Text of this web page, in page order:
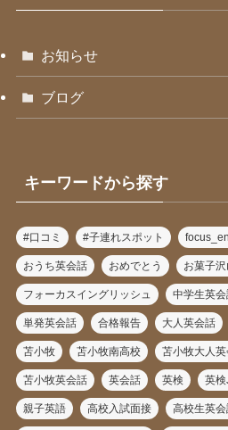
お知らせ
ブログ
キーワードから探す
#口コミ #子連れスポット
おうち英会話 おめでとう お菓子沢
フォーカスイングリッシュ 中学生英
単発英会話 合格報告 大人英会話
苫小牧 苫小牧南高校 苫小牧大人
苫小牧英会話 英会話 英検 英検
親子英語 高校入試面接 高校生英